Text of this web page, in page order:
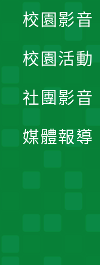
校園影音
校園活動
社團影音
媒體報導